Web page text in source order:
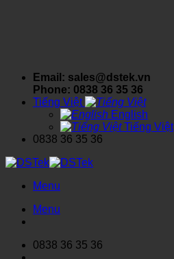
Email: sales@dstek.vn
Phone: 0838 36 35 36
Tiếng Việt
English
Tiếng Việt
0838 36 35 36
Menu
Menu
0838 36 35 36